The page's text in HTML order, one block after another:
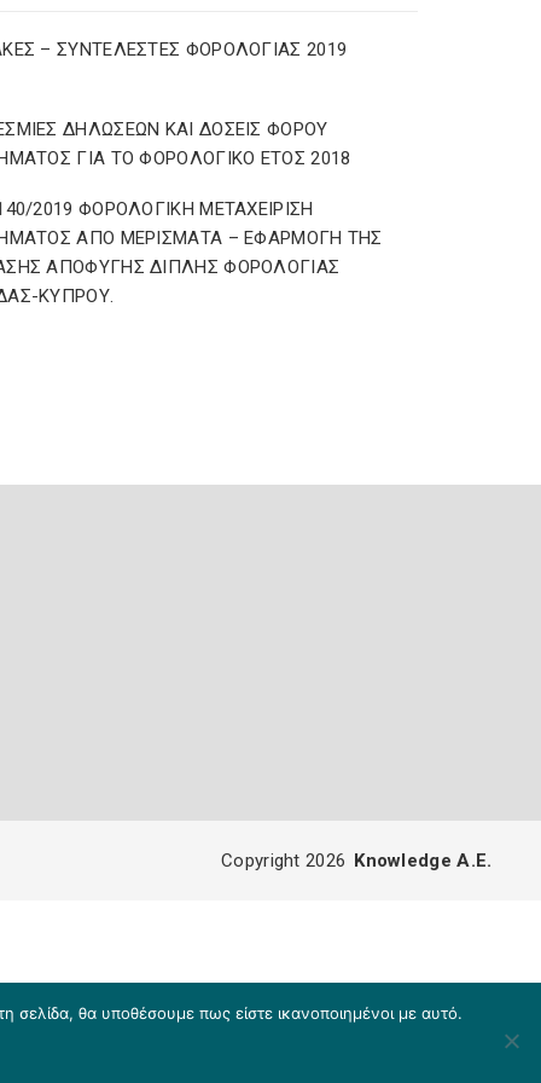
– ΣΥΝΤΕΛΕΣΤΕΣ ΦΟΡΟΛΟΓΙΑΣ 2019
ΔΗΛΩΣΕΩΝ ΚΑΙ ΔΟΣΕΙΣ ΦΟΡΟΥ
ΓΙΑ ΤΟ ΦΟΡΟΛΟΓΙΚΟ ΕΤΟΣ 2018
2019 ΦΟΡΟΛΟΓΙΚΗ ΜΕΤΑΧΕΙΡΙΣΗ
ΑΠΟ ΜΕΡΙΣΜΑΤΑ – ΕΦΑΡΜΟΓΗ ΤΗΣ
ΑΠΟΦΥΓΗΣ ΔΙΠΛΗΣ ΦΟΡΟΛΟΓΙΑΣ
ΚΥΠΡΟΥ.
σελίδα, θα υποθέσουμε πως είστε ικανοποιημένοι με αυτό.
Copyright 2026 Knowledge A.E.